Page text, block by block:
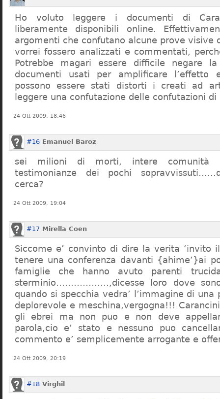
Ho voluto leggere i documenti di
liberamente disponibili online.
argomenti che confutano alcune prove visive
vorrei fossero analizzati e commentati,
Potrebbe magari essere difficile negare
documenti usati per amplificare l’effetto
possono essere stati distorti i creati ad
leggere una confutazione delle confutazioni di
24 Ott 2009, 18:46
#16 Emanuel Baroz
sei milioni di morti, intere comunità
testimonianze dei pochi
cerca?
24 Ott 2009, 19:04
#17 Mirella Coen
Siccome e’ convinto di dire la verita ‘invito
tenere una conferenza davanti {ahime’}ai
famiglie che hanno avuto parenti
sterminio………………,dicesse loro dove
quando si specchia vedra’ l’immagine di una
deplorevole e meschina,vergogna!!!
gli ebrei ma non puo e non deve
parola,cio e’ stato e nessuno puo
commento e’ semplicemente arrogante e
24 Ott 2009, 20:19
#18 Virghil